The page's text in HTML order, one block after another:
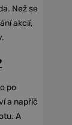
Než se
akcií,
po
a napříč
A